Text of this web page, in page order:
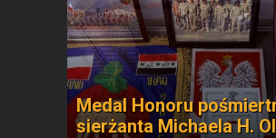
Medal Honoru
sierżanta Michaela H.